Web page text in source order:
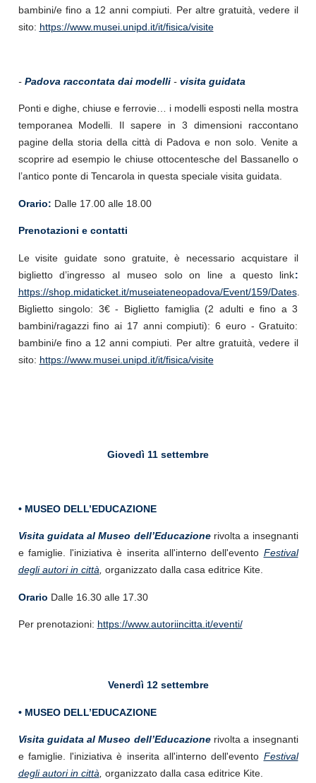
bambini/e fino a 12 anni compiuti. Per altre gratuità, vedere il
sito: https://www.musei.unipd.it/it/fisica/visite
- Padova raccontata dai modelli- visita guidata
Ponti e dighe, chiuse e ferrovie… i modelli esposti nella mostra
temporanea Modelli. Il sapere in 3 dimensioni raccontano
pagine della storia della città di Padova e non solo. Venite a
scoprire ad esempio le chiuse ottocentesche del Bassanello o
l’antico ponte di Tencarola in questa speciale visita guidata.
Orario: Dalle 17.00 alle 18.00
Prenotazioni e contatti
Le visite guidate sono gratuite, è necessario acquistare il
biglietto d’ingresso al museo solo on line a questo link:
https://shop.midaticket.it/museiateneopadova/Event/159/Dates.
Biglietto singolo: 3€ - Biglietto famiglia (2 adulti e fino a 3
bambini/ragazzi fino ai 17 anni compiuti): 6 euro - Gratuito:
bambini/e fino a 12 anni compiuti. Per altre gratuità, vedere il
sito: https://www.musei.unipd.it/it/fisica/visite
Giovedì 11 settembre
• MUSEO DELL’EDUCAZIONE
Visita guidata al Museo dell’Educazione rivolta a insegnanti
e famiglie. l'iniziativa è inserita all'interno dell'evento Festival
degli autori in città, organizzato dalla casa editrice Kite.
Orario Dalle 16.30 alle 17.30
Per prenotazioni: https://www.autoriincitta.it/eventi/
Venerdì 12 settembre
• MUSEO DELL’EDUCAZIONE
Visita guidata al Museo dell’Educazione rivolta a insegnanti
e famiglie. l'iniziativa è inserita all'interno dell'evento Festival
degli autori in città organizzato dalla casa editrice Kite.